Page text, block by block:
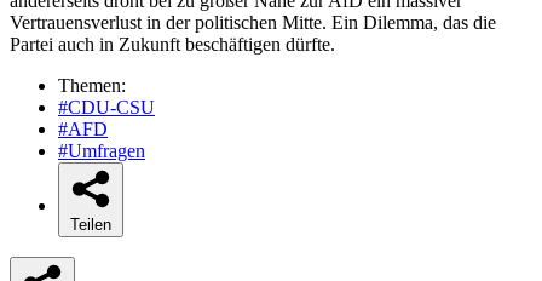
Vertrauensverlust in der politischen Mitte. Ein Dilemma, das die
Partei auch in Zukunft beschäftigen dürfte.
Themen:
#CDU-CSU
#AFD
#Umfragen
Teilen